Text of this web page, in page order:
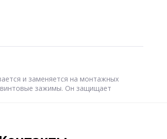
и заменяется на монтажных
винтовые зажимы. Он защищает